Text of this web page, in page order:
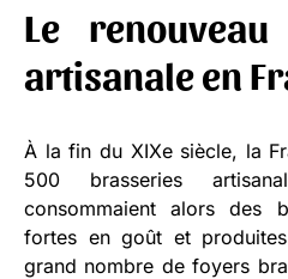
Le
artisanale en
À la fin du XIXe siècle, la
500 brasseries
consommaient alors des
fortes en goût et
grand nombre de foyers